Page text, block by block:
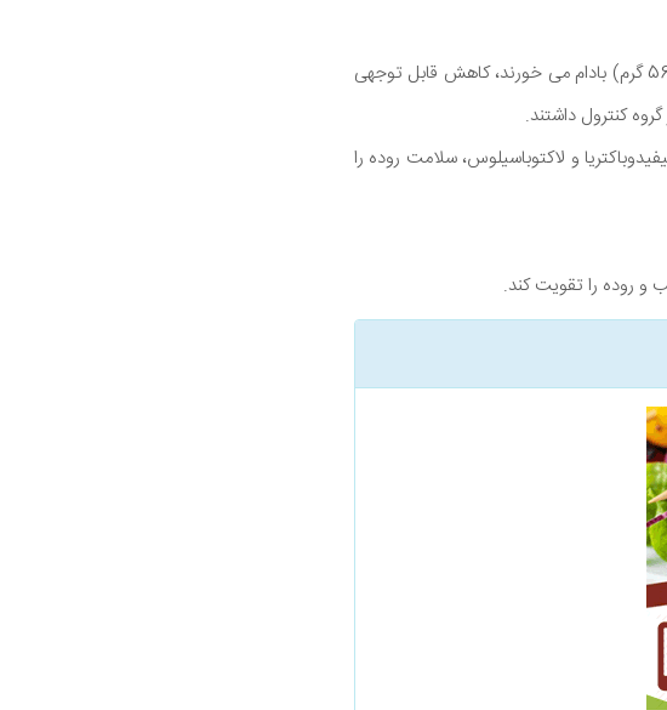
یک مطالعه 12 هفته ای بر روی 219 بزرگسال جوان نشان داد کسانی که روزانه 2 اونس (56 گرم) بادام می خورند، کاهش قابل توجهی
و لاکتوباسیلوس، سلامت روده را
روده را تقویت کند.